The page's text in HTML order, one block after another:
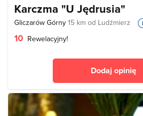
Karczma "U Jędrusia"
Gliczarów Górny 15 km od Ludźmierz
10 Rewelacyjny!
Dodaj opinię